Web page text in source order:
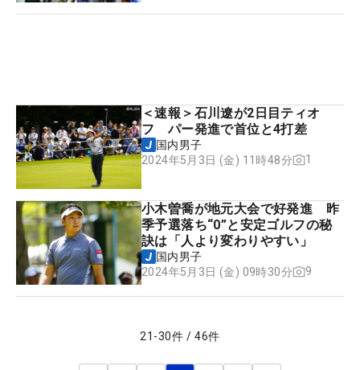
＜速報＞石川遼が2日目ティオ
フ パー発進で首位と4打差
国内男子
2024年5月3日 (金) 11時48分
1
小木曽喬が地元大会で好発進 昨
季予選落ち“0”と安定ゴルフの秘
訣は「人より変わりやすい」
国内男子
2024年5月3日 (金) 09時30分
9
21 -30件 / 46件